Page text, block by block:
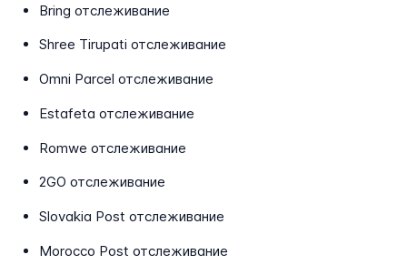
Bring отслеживание
Shree Tirupati отслеживание
Omni Parcel отслеживание
Estafeta отслеживание
Romwe отслеживание
2GO отслеживание
Slovakia Post отслеживание
Morocco Post отслеживание